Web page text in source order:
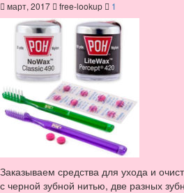
март, 2017 free-lookup 1
Заказываем средства для ухода и
с черной зубной нитью, две разных